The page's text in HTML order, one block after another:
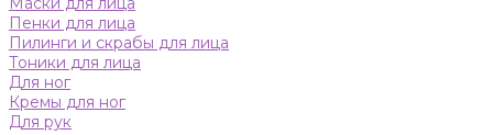
Пенки для лица
Пилинги и скрабы для лица
Тоники для лица
Для ног
Кремы для ног
Для рук